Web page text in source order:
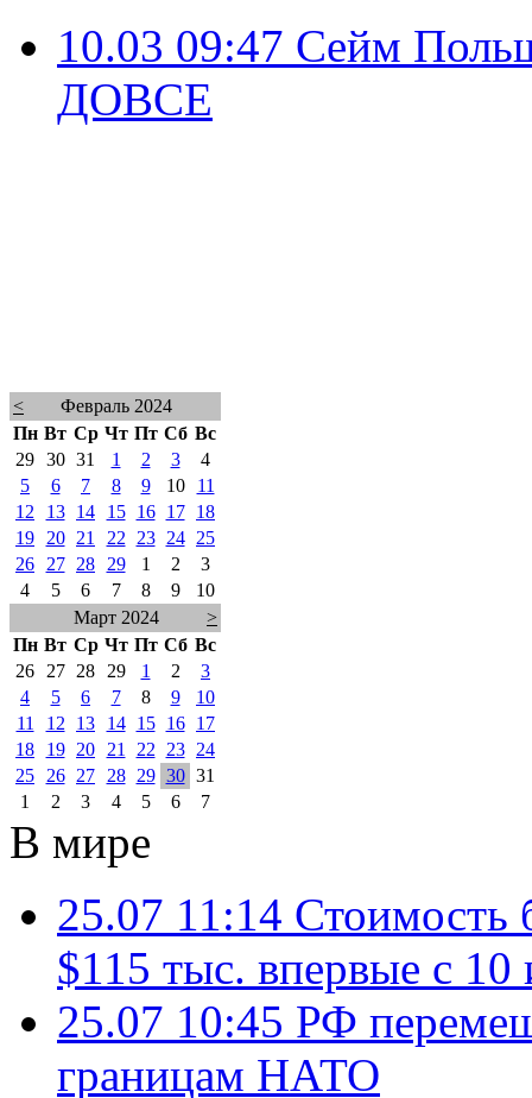
10.03 09:47 Сейм
ДОВСЕ
<
Февраль 2024
Пн Вт Ср Чт Пт Сб Вс
29 30 31 1 2 3
4
5
6 7 8 9 10
11
12
13 14 15 16 17
18
19
20 21 22 23 24
25
26
27 28 29 1 2
3
4
5 6 7 8 9
10
Март 2024
>
Пн Вт Ср Чт Пт Сб Вс
26
27 28 29 1 2
3
4
5 6 7 8 9
10
11
12 13 14 15 16
17
18
19 20 21 22 23
24
25
26 27 28 29 30 31
1
2 3 4 5 6 7
В мире
25.07 11:14 Стоимость
$115 тыс. впервые с 10
25.07 10:45 РФ
границам НАТО